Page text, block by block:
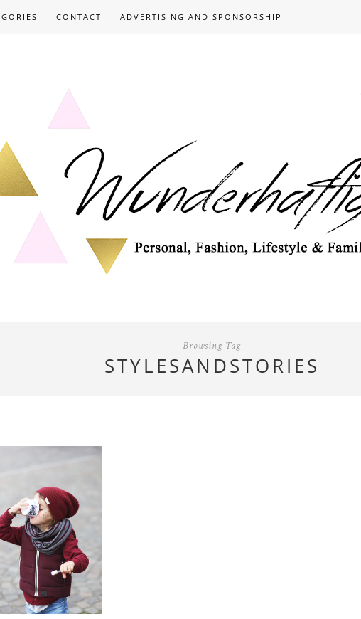
CONTACT ADVERTISING AND SPONSORSHIP
Browsing Tag
STYLESANDSTORIES